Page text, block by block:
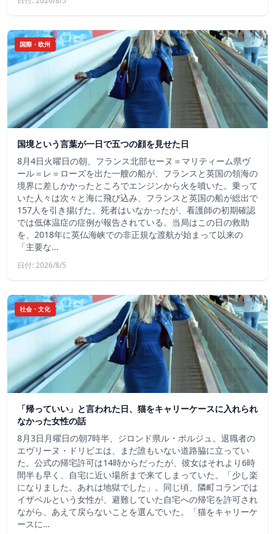
国際・欧州
国境という言葉が一日で五つの顔を見せた日
8月4日火曜日の朝、フランス北部セーヌ＝マリティーム県ヴ
ール＝レ＝ローズを出た一艘の船が、フランスと英国の領海の
境界に差しかかったところでエンジンから火を噴いた。乗って
いた人々は次々と海に飛び込み、フランスと英国の船が総出で
157人を引き揚げた。死者はいなかったが、看護師の初期確認
では低体温症の症例が報告されている。当局はこの日の救助
を、2018年に英仏海峡での非正規な渡航が始まって以来の
「主要な…
日付: 2026/8/5
社会・文化
「帰っていい」と言われた日、猫をキャリーケースに入れられ
なかった女性の話
8月3日月曜日の朝7時半、ジロンド県ル・ポルジュ。退職者の
エヴリーヌ・ドリビエは、まだ誰もいない道路脇に立ってい
た。公式の帰宅許可は14時からだったが、彼女はそれより6時
間半も早く、自宅に近い場所まで来てしまっていた。「少し楽
になりました。あれは地獄でした」。同じ頃、隣町コランでは
イザベルという女性が、避難していた自宅への帰宅を許可され
ながら、あえて戻らないことを選んでいた。「猫をキャリーケ
ースに…